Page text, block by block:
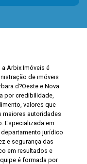
Arbix Imóveis é
de imóveis
d?Oeste e Nova
por credibilidade,
valores que
maiores autoridades
Especializada em
jurídico
e segurança das
em resultados e
é formada por